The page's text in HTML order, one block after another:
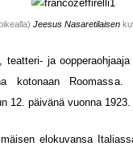
Jeesus Nasaretilaisen
teatteri- ja
kotonaan
12. päivänä vuonna 1923.
elokuvansa